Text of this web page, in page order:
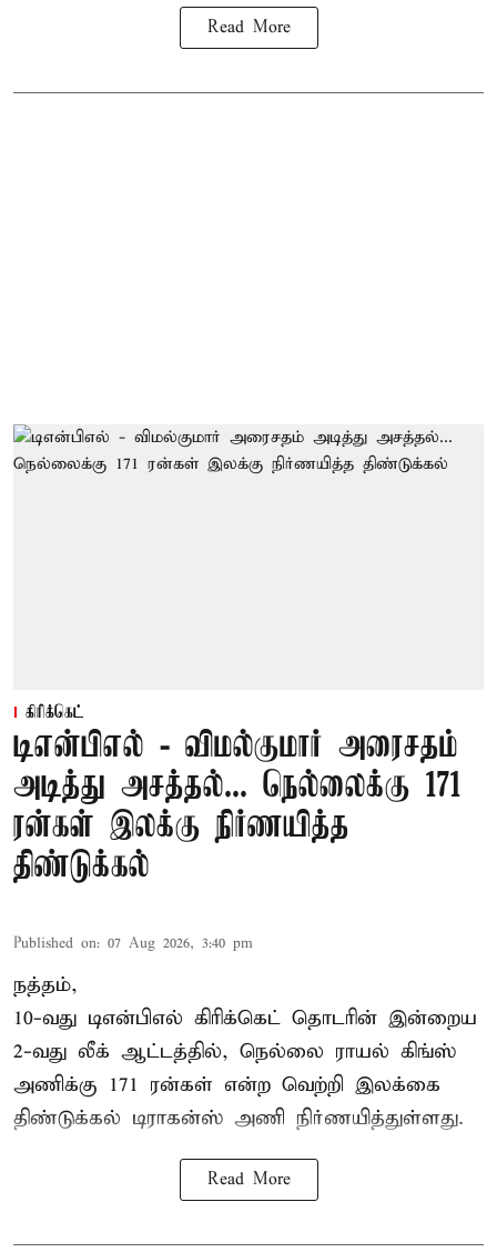
Read More
கிரிக்கெட்
டிஎன்பிஎல் - விமல்குமார் அரைசதம்
அடித்து அசத்தல்... நெல்லைக்கு 171
ரன்கள் இலக்கு நிர்ணயித்த
திண்டுக்கல்
Published on: 07 Aug 2026, 3:40 pm
நத்தம்,
10-வது டிஎன்பிஎல் கிரிக்கெட் தொடரின் இன்றைய
2-வது லீக் ஆட்டத்தில், நெல்லை ராயல் கிங்ஸ்
அணிக்கு 171 ரன்கள் என்ற வெற்றி இலக்கை
திண்டுக்கல் டிராகன்ஸ் அணி நிர்ணயித்துள்ளது.
Read More